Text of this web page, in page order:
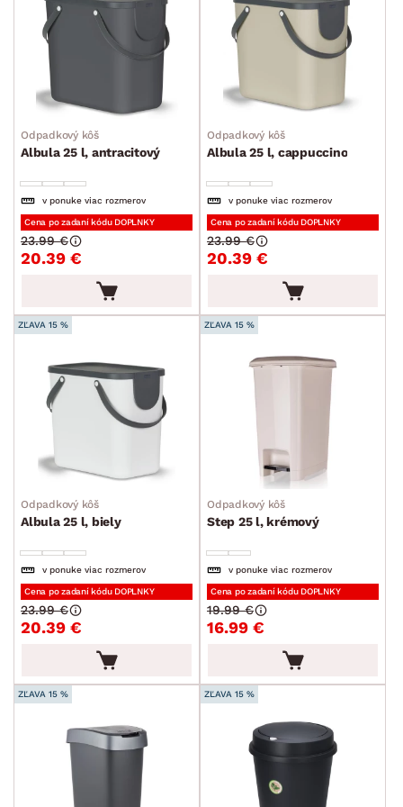
Odpadkový kôš
Albula 25 l, antracitový
v ponuke viac rozmerov
Cena po zadaní kódu DOPLNKY
20.39 €
23.99 €
Odpadkový kôš
Albula 25 l, cappuccino
v ponuke viac rozmerov
Cena po zadaní kódu DOPLNKY
20.39 €
23.99 €
ZĽAVA 15 %
Odpadkový kôš
Albula 25 l, biely
v ponuke viac rozmerov
Cena po zadaní kódu DOPLNKY
20.39 €
23.99 €
ZĽAVA 15 %
Odpadkový kôš
Step 25 l, krémový
v ponuke viac rozmerov
Cena po zadaní kódu DOPLNKY
16.99 €
19.99 €
ZĽAVA 15 % ZĽAVA 15 %